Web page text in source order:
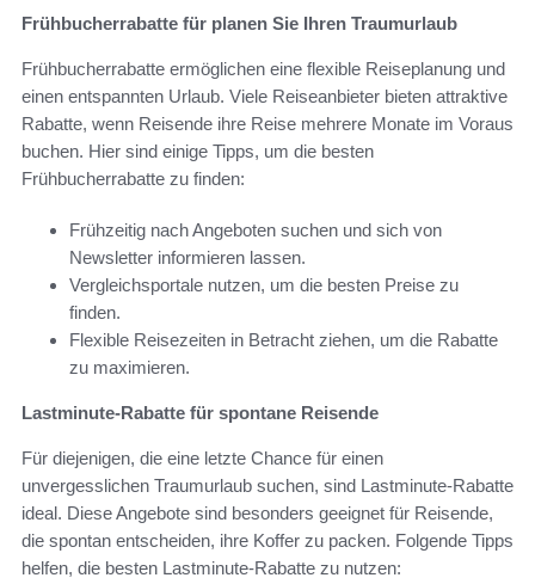
Frühbucherrabatte für planen Sie Ihren Traumurlaub
Frühbucherrabatte ermöglichen eine flexible Reiseplanung und
einen entspannten Urlaub. Viele Reiseanbieter bieten attraktive
Rabatte, wenn Reisende ihre Reise mehrere Monate im Voraus
buchen. Hier sind einige Tipps, um die besten
Frühbucherrabatte zu finden:
Frühzeitig nach Angeboten suchen und sich von
Newsletter informieren lassen.
Vergleichsportale nutzen, um die besten Preise zu
finden.
Flexible Reisezeiten in Betracht ziehen, um die Rabatte
zu maximieren.
Lastminute-Rabatte für spontane Reisende
Für diejenigen, die eine letzte Chance für einen
unvergesslichen Traumurlaub suchen, sind Lastminute-Rabatte
ideal. Diese Angebote sind besonders geeignet für Reisende,
die spontan entscheiden, ihre Koffer zu packen. Folgende Tipps
helfen, die besten Lastminute-Rabatte zu nutzen: